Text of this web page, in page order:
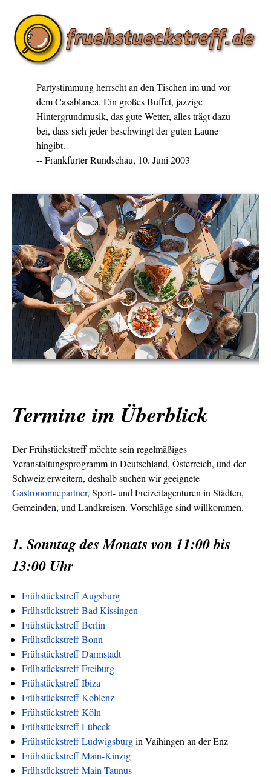
Partystimmung herrscht an den Tischen im und vor
dem Casablanca. Ein großes Buffet, jazzige
Hintergrundmusik, das gute Wetter, alles trägt dazu
bei, dass sich jeder beschwingt der guten Laune
hingibt.
-- Frankfurter Rundschau, 10. Juni 2003
Termine im Überblick
Der Frühstückstreff möchte sein regelmäßiges
Veranstaltungsprogramm in Deutschland, Österreich, und der
Schweiz erweitern, deshalb suchen wir geeignete
Gastronomiepartner, Sport- und Freizeitagenturen in Städten,
Gemeinden, und Landkreisen. Vorschläge sind willkommen.
1. Sonntag des Monats von 11:00 bis
13:00 Uhr
Frühstückstreff Augsburg
Frühstückstreff Bad Kissingen
Frühstückstreff Berlin
Frühstückstreff Bonn
Frühstückstreff Darmstadt
Frühstückstreff Freiburg
Frühstückstreff Ibiza
Frühstückstreff Koblenz
Frühstückstreff Köln
Frühstückstreff Lübeck
Frühstückstreff Ludwigsburgin Vaihingen an der Enz
Frühstückstreff Main-Kinzig
Frühstückstreff Main-Taunus